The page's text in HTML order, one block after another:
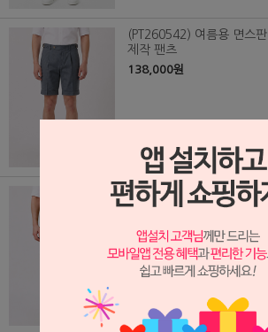
(PT260542) 여름용 면스
제작 팬츠
138,000원
(PT260541) 여름용 면스
제작 팬츠
138,000원